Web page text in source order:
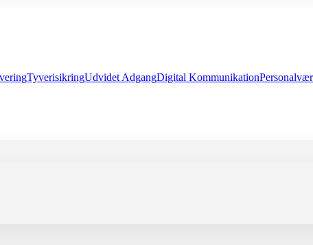
TyverisikringUdvidet AdgangDigital Kommunikation